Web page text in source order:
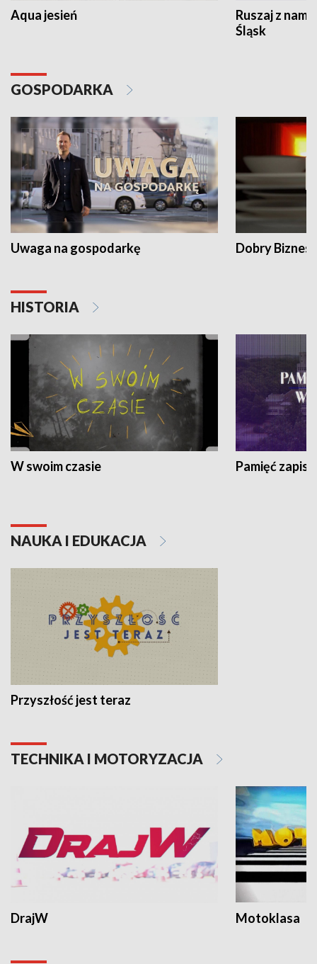
Aqua jesień
Ruszaj z
Śląsk
GOSPODARKA
Uwaga na gospodarkę Dobry Biznes
HISTORIA
W swoim czasie Pamięć
NAUKA I EDUKACJA
Przyszłość jest teraz
TECHNIKA I MOTORYZACJA
DrajW Motoklasa